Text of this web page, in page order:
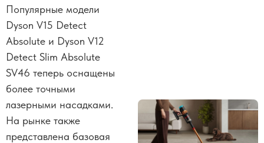
Популярные модели
Dyson V15 Detect
Absolute и Dyson V12
Detect Slim Absolute
SV46 теперь оснащены
более точными
лазерными насадками.
На рынке также
представлена базовая